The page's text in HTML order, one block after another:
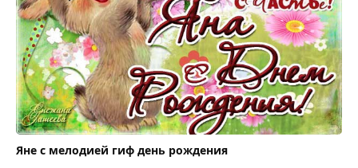
Яне с мелодией гиф день рождения